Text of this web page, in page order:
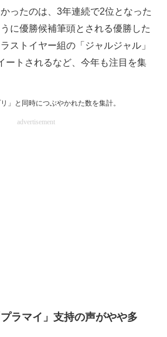
ったのは、3年連続で2位となった
に優勝候補筆頭とされる優勝した
ストイヤー組の「ジャルジャル」
ートされるなど、今年も注目を集
」と同時につぶやかれた数を集計。
advertisement
ラマイ」支持の声がやや多